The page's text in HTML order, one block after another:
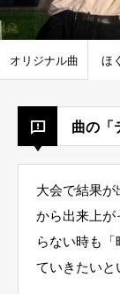
オリジナル曲 ほ
曲の「
大会で結果が
から出来上が
らない時も
ていきたいと